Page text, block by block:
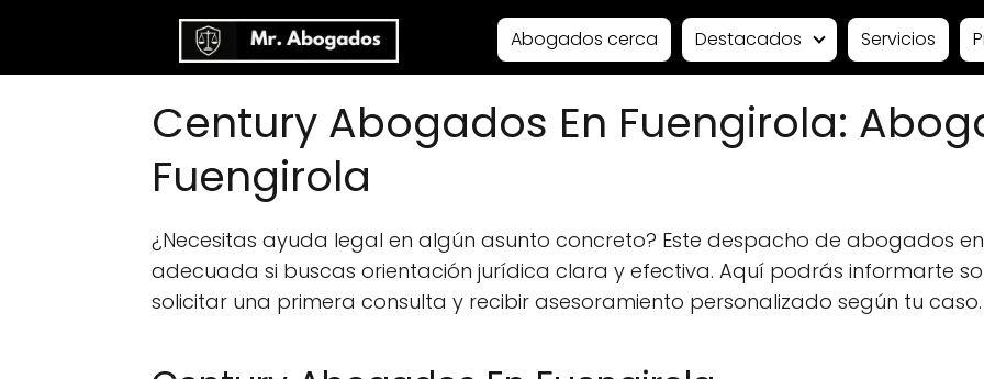
Abogados cerca Destacados Servicios
Century Abogados En Fuengirola:
Fuengirola
¿Necesitas ayuda legal en algún asunto concreto? Este despacho de abogados
adecuada si buscas orientación jurídica clara y efectiva. Aquí podrás informarte
solicitar una primera consulta y recibir asesoramiento personalizado según tu caso.